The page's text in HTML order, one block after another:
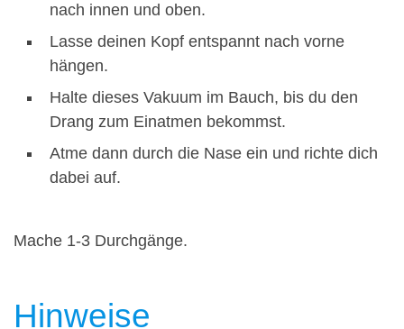
nach innen und oben.
Lasse deinen Kopf entspannt nach vorne
hängen.
Halte dieses Vakuum im Bauch, bis du den
Drang zum Einatmen bekommst.
Atme dann durch die Nase ein und richte dich
dabei auf.
Mache 1-3 Durchgänge.
Hinweise